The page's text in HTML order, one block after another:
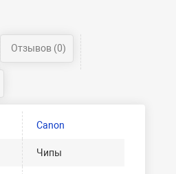
Отзывов (0)
Canon
Чипы